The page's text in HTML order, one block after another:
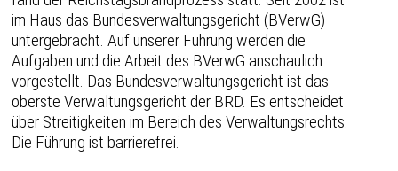
im Haus das Bundesverwaltungsgericht (BVerwG)
untergebracht. Auf unserer Führung werden die
Aufgaben und die Arbeit des BVerwG anschaulich
vorgestellt. Das Bundesverwaltungsgericht ist das
oberste Verwaltungsgericht der BRD. Es entscheidet
über Streitigkeiten im Bereich des Verwaltungsrechts.
Die Führung ist barrierefrei.